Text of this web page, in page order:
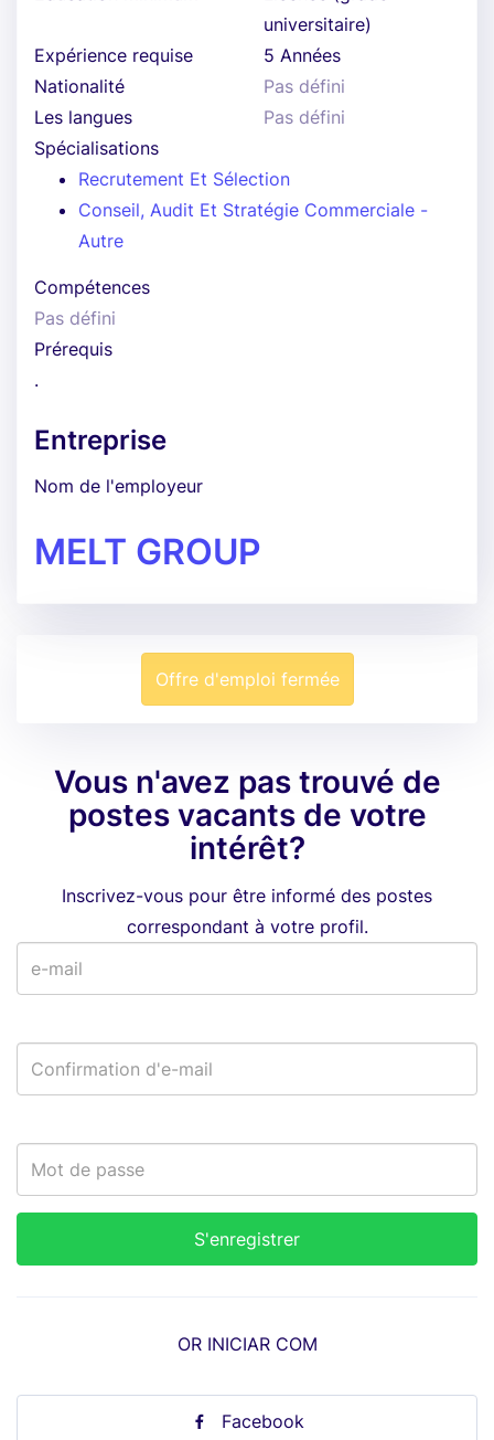
universitaire)
Expérience requise
5 Années
Nationalité
Pas défini
Les langues
Pas défini
Spécialisations
Recrutement Et Sélection
Conseil, Audit Et Stratégie Commerciale -
Autre
Compétences
Pas défini
Prérequis
.
Entreprise
Nom de l'employeur
MELT GROUP
Offre d'emploi fermée
Vous n'avez pas trouvé de
postes vacants de votre
intérêt?
Inscrivez-vous pour être informé des postes
correspondant à votre profil.
OR INICIAR COM
Facebook